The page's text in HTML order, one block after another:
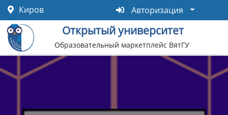
Перейти
к
основному
содержанию
Киров Авторизация
Авторизация
Открытый университет
Образовательный маркетплейс ВятГУ